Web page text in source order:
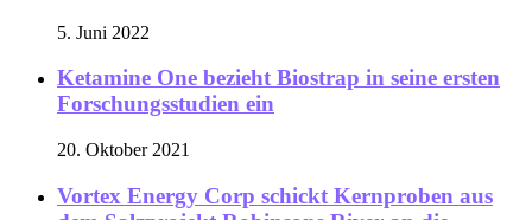
5. Juni 2022
Ketamine One bezieht Biostrap in seine ersten
Forschungsstudien ein
20. Oktober 2021
Vortex Energy Corp schickt Kernproben aus